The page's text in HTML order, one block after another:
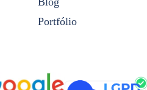
Portfólio